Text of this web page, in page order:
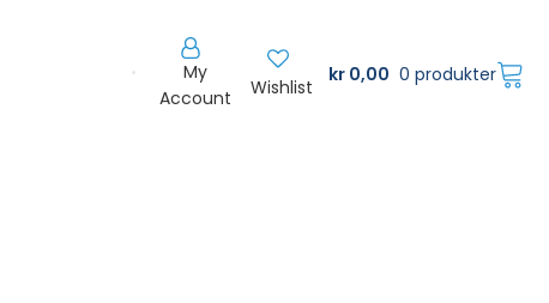
My
Account
Wishlist
kr 0,00 0 produkter